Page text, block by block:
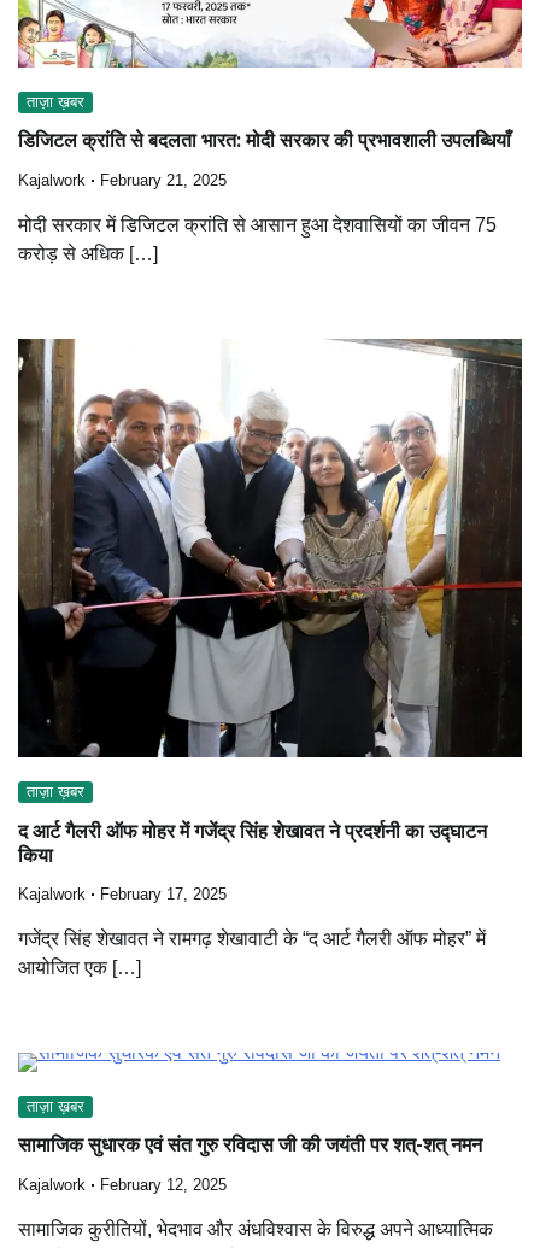
ताज़ा ख़बर
डिजिटल क्रांति से बदलता भारत: मोदी सरकार की प्रभावशाली उपलब्धियाँ
Kajalwork February 21, 2025
मोदी सरकार में डिजिटल क्रांति से आसान हुआ देशवासियों का जीवन 75
करोड़ से अधिक […]
ताज़ा ख़बर
द आर्ट गैलरी ऑफ मोहर में गजेंद्र सिंह शेखावत ने प्रदर्शनी का उद्घाटन
किया
Kajalwork February 17, 2025
गजेंद्र सिंह शेखावत ने रामगढ़ शेखावाटी के “द आर्ट गैलरी ऑफ मोहर” में
आयोजित एक […]
ताज़ा ख़बर
सामाजिक सुधारक एवं संत गुरु रविदास जी की जयंती पर शत्-शत् नमन
Kajalwork February 12, 2025
सामाजिक कुरीतियों, भेदभाव और अंधविश्वास के विरुद्ध अपने आध्यात्मिक